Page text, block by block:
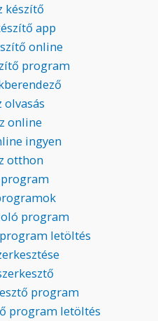
készítő
app
online
program
olvasás
online
ingyen
otthon
program
letöltés
program
program letöltés